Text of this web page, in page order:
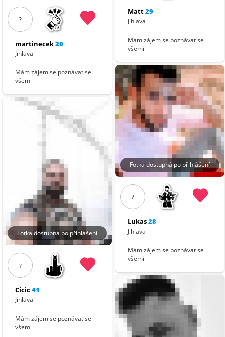
?
martinecek20
Jihlava
Mám zájem se poznávat se
všemi
Fotka dostupná po přihlášení
?
Cicic41
Jihlava
Mám zájem se poznávat se
všemi
Matt29
Jihlava
Mám zájem se poznávat se
všemi
Fotka dostupná po přihlášení
?
Lukas28
Jihlava
Mám zájem se poznávat se
všemi